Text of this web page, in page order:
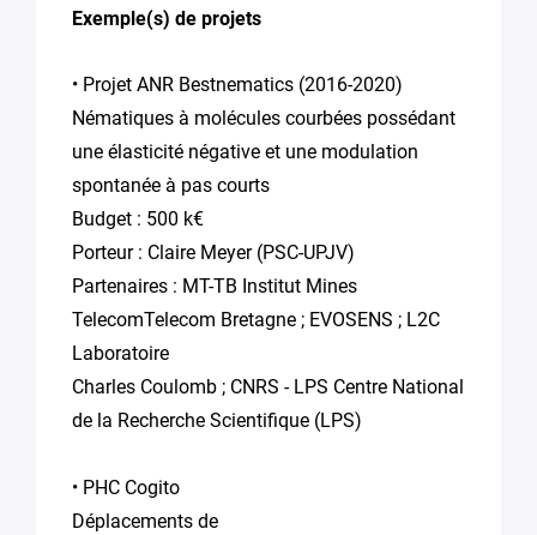
Exemple(s) de projets
• Projet ANR Bestnematics (2016-2020)
Nématiques à molécules courbées possédant
une élasticité négative et une modulation
spontanée à pas courts
Budget : 500 k€
Porteur : Claire Meyer (PSC-UPJV)
Partenaires : MT-TB Institut Mines
TelecomTelecom Bretagne ; EVOSENS ; L2C
Laboratoire
Charles Coulomb ; CNRS - LPS Centre National
de la Recherche Scientifique (LPS)
• PHC Cogito
Déplacements de